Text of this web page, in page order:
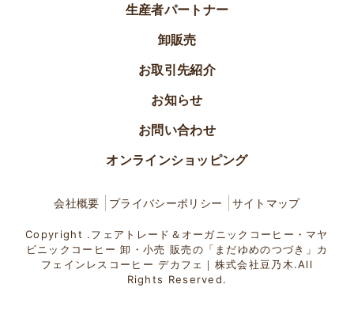
生産者パートナー
卸販売
お取引先紹介
お知らせ
お問い合わせ
オンラインショッピング
会社概要 プライバシーポリシー サイトマップ
Copyright .フェアトレード＆オーガニックコーヒー・マヤ
ビニックコーヒー 卸・小売 販売の「まだゆめのつづき」カ
フェインレスコーヒー デカフェ｜株式会社豆乃木.All
Rights Reserved.